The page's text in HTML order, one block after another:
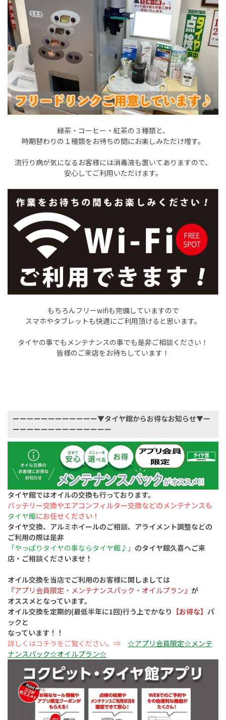
緑茶・コーヒー・紅茶の３種類と、
時期替わりの１種類をお待ちの間にお楽しみただけ増す。
流行り病が気になるお客様には消毒液も置いてありますので、
安心してご利用いただけます。
もちろんフリーwifiも完備していますので
スマホやタブレットも快適にご利用頂けると思います。
タイヤの事でもメンテナンスの事でも是非ご相談ください！
皆様のご来店をお待ちしています！
ーーーーーーーーーーーー▼タイヤ館からお得なお知らせ▼ー
ーーーーーーーーーーーーーー
タイヤ館ではオイルの交換も行っております。
バッテリー交換やエアコンフィルター交換などのメンテナンスも
タイヤ館にお任せください！
タイヤ交換、アルミホイールのご相談、アライメント調整などの
ご利用の際は是非
「やっぱりタイヤの事ならタイヤ館♪」 のタイヤ館久喜へご来
店・ご相談くださいませ！
オイル交換を当店でご利用のお客様に関しましては
『アプリ会員限定・メンテナンスパック・オイルプラン』 が
オススメとなっています。
オイル交換を定期的(最低半年に1回)行う上でかなり 【お得な】 パ
ックと
なっています！！
詳しくはコチラをご覧ください。⇒
☆アプリ会員限定☆メンテ
ナンスパック☆オイルプラン☆